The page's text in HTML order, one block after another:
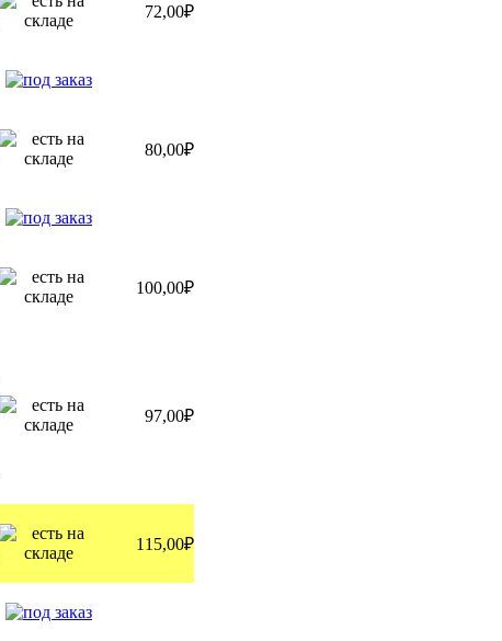
72,00₽
80,00₽
100,00₽
97,00₽
115,00₽